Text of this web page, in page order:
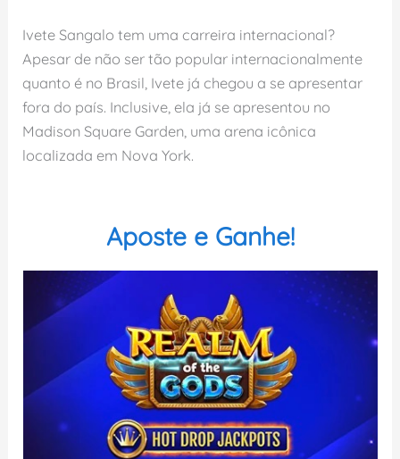
Ivete Sangalo tem uma carreira internacional?
Apesar de não ser tão popular internacionalmente
quanto é no Brasil, Ivete já chegou a se apresentar
fora do país. Inclusive, ela já se apresentou no
Madison Square Garden, uma arena icônica
localizada em Nova York.
Aposte e Ganhe!